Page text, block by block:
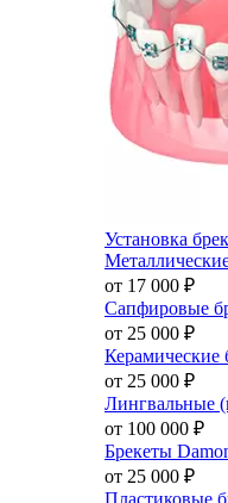
Установка
от 17 000 ₽
Сапфировые
от 25 000 ₽
Керамические
от 25 000 ₽
Лингвальные
от 100 000 ₽
Брекеты
от 25 000 ₽
Пластиковые